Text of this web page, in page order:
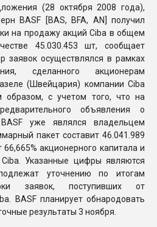
ПЕРЕЙТИ НА
(28 октября 2008 года),
BASF [BAS, BFA, AN] получил
на продажу акций Ciba в общем
45.030.453 шт, сообщает
заявок осуществлялся в рамках
сделанного акционерам
(Швейцария) компании Ciba
образом, с учетом того, что на
объявления о
уже являлся владельцем
пакет составит 46.041.989
66,665% акционерного капитала и
Указанные цифры являются
уточнению по итогам
заявок, поступивших от
BASF планирует обнародовать
результаты 3 ноября.